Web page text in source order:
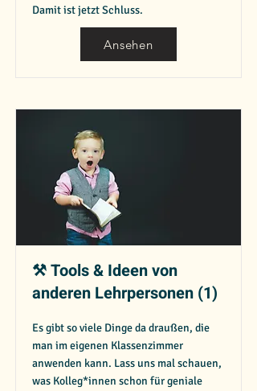
Damit ist jetzt Schluss.
Ansehen
⚒️ Tools & Ideen von
anderen Lehrpersonen (1)
Es gibt so viele Dinge da draußen, die
man im eigenen Klassenzimmer
anwenden kann. Lass uns mal schauen,
was Kolleg*innen schon für geniale